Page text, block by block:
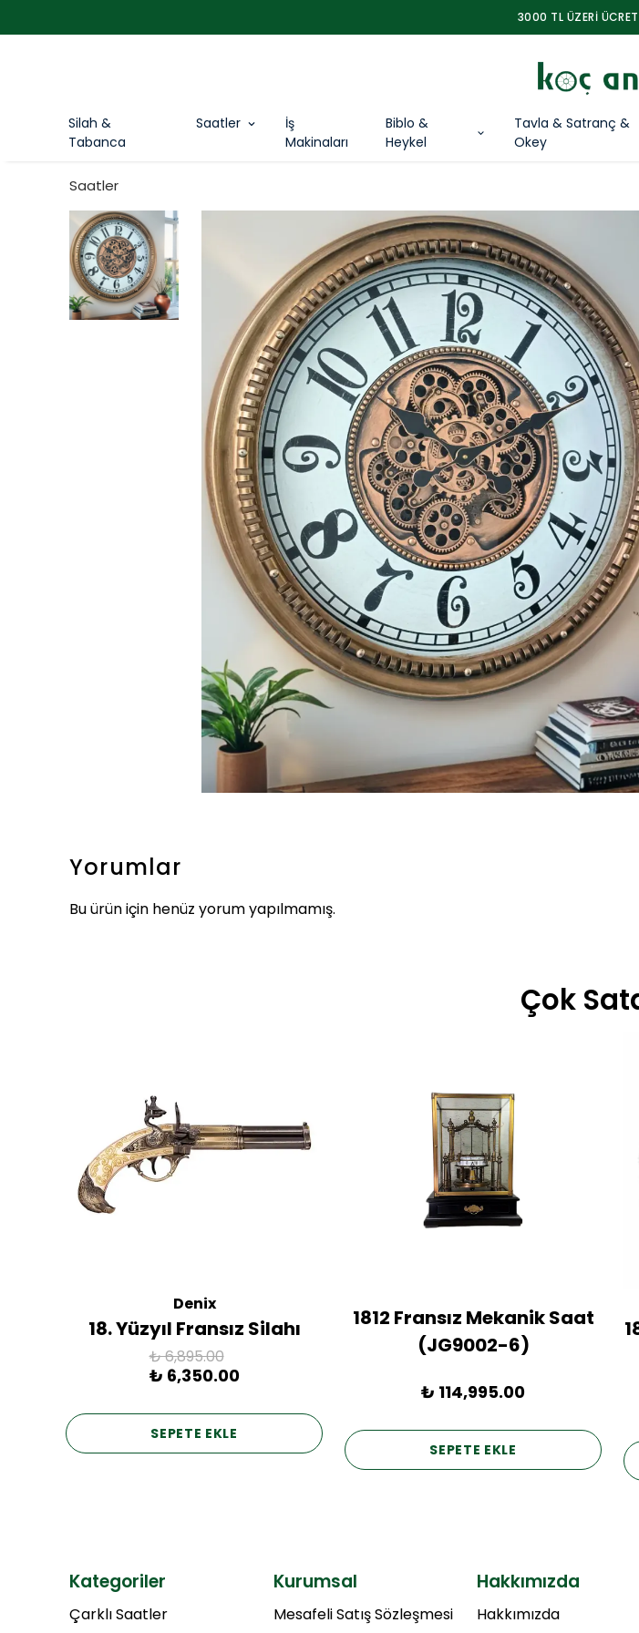
3000 TL ÜZERİ
Silah &
Tabanca
Saatler
İş
Makinaları
Biblo &
Heykel
Tavla & Satranç &
Okey
Saatler
Yorumlar
Bu ürün için henüz yorum yapılmamış.
Çok
Denix
18. Yüzyıl Fransız Silahı
₺ 6,895.00
₺ 6,350.00
SEPETE EKLE
1812 Fransız Mekanik Saat
(JG9002-6)
₺ 114,995.00
SEPETE EKLE
Kategoriler
Çarklı Saatler
Kurumsal
Mesafeli Satış Sözleşmesi
Hakkımızda
Hakkımızda